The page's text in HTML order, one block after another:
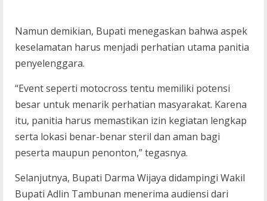
Namun demikian, Bupati menegaskan bahwa aspek
keselamatan harus menjadi perhatian utama panitia
penyelenggara.
“Event seperti motocross tentu memiliki potensi
besar untuk menarik perhatian masyarakat. Karena
itu, panitia harus memastikan izin kegiatan lengkap
serta lokasi benar-benar steril dan aman bagi
peserta maupun penonton,” tegasnya.
Selanjutnya, Bupati Darma Wijaya didampingi Wakil
Bupati Adlin Tambunan menerima audiensi dari